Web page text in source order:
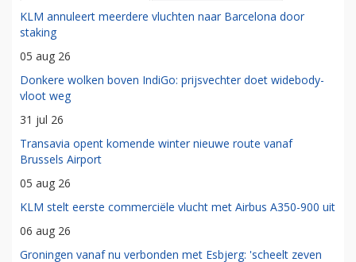
KLM annuleert meerdere vluchten naar Barcelona door
staking
05 aug 26
Donkere wolken boven IndiGo: prijsvechter doet widebody-
vloot weg
31 jul 26
Transavia opent komende winter nieuwe route vanaf
Brussels Airport
05 aug 26
KLM stelt eerste commerciële vlucht met Airbus A350-900 uit
06 aug 26
Groningen vanaf nu verbonden met Esbjerg: 'scheelt zeven